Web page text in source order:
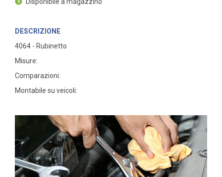
Disponibile a magazzino
DESCRIZIONE
4064 - Rubinetto
Misure:
Comparazioni:
Montabile su veicoli: